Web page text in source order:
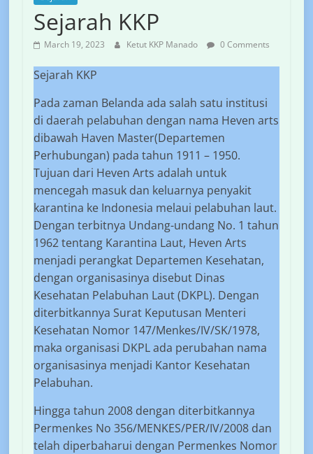
Sejarah KKP
March 19, 2023 Ketut KKP Manado 0 Comments
Sejarah KKP
Pada zaman Belanda ada salah satu institusi
di daerah pelabuhan dengan nama Heven arts
dibawah Haven Master(Departemen
Perhubungan) pada tahun 1911 – 1950.
Tujuan dari Heven Arts adalah untuk
mencegah masuk dan keluarnya penyakit
karantina ke Indonesia melaui pelabuhan laut.
Dengan terbitnya Undang-undang No. 1 tahun
1962 tentang Karantina Laut, Heven Arts
menjadi perangkat Departemen Kesehatan,
dengan organisasinya disebut Dinas
Kesehatan Pelabuhan Laut (DKPL). Dengan
diterbitkannya Surat Keputusan Menteri
Kesehatan Nomor 147/Menkes/IV/SK/1978,
maka organisasi DKPL ada perubahan nama
organisasinya menjadi Kantor Kesehatan
Pelabuhan.
Hingga tahun 2008 dengan diterbitkannya
Permenkes No 356/MENKES/PER/IV/2008 dan
telah diperbaharui dengan Permenkes Nomor